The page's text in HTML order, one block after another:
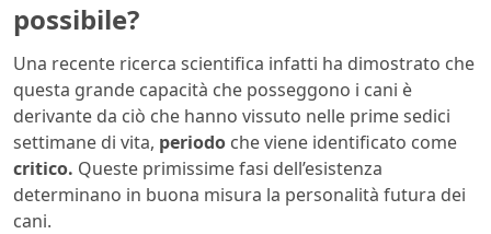
possibile?
Una recente ricerca scientifica infatti ha dimostrato che
questa grande capacità che posseggono i cani è
derivante da ciò che hanno vissuto nelle prime sedici
settimane di vita, periodo che viene identificato come
critico. Queste primissime fasi dell’esistenza
determinano in buona misura la personalità futura dei
cani.